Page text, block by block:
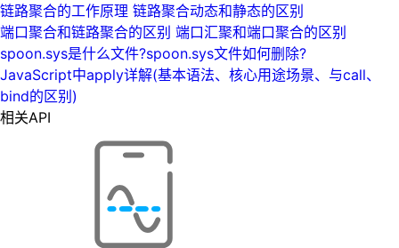
链路聚合的工作原理 链路聚合动态和静态的区别
端口聚合和链路聚合的区别 端口汇聚和端口聚合的区别
spoon.sys是什么文件?spoon.sys文件如何删除?
JavaScript中apply详解(基本语法、核心用途场景、与call、
bind的区别)
相关API